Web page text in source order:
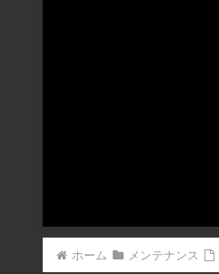
ホーム メンテナンス